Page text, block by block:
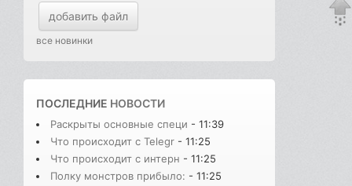
добавить файл
все новинки
ПОСЛЕДНИЕ НОВОСТИ
Раскрыты основные специ - 11:39
Что происходит с Telegr - 11:25
Что происходит с интерн - 11:25
Полку монстров прибыло: - 11:25